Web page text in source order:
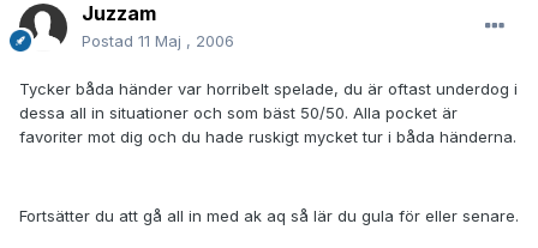
Juzzam
Postad 11 Maj , 2006
Tycker båda händer var horribelt spelade, du är oftast underdog i
dessa all in situationer och som bäst 50/50. Alla pocket är
favoriter mot dig och du hade ruskigt mycket tur i båda händerna.
Fortsätter du att gå all in med ak aq så lär du gula för eller senare.